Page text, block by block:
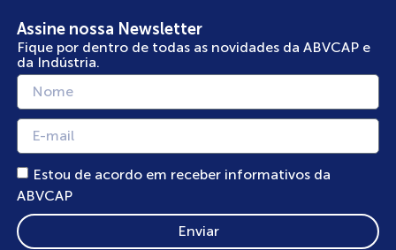
Assine nossa Newsletter
Fique por dentro de todas as novidades da ABVCAP e
da Indústria.
Estou de acordo em receber informativos da
ABVCAP
Enviar